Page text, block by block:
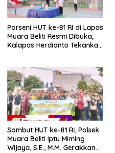
Porseni HUT ke-81 RI di Lapas
Muara Beliti Resmi Dibuka,
Kalapas Herdianto Tekankan
Sambut HUT ke-81 RI, Polsek
Muara Beliti Iptu Miming
Wijaya, S.E., M.M. Gerakkan